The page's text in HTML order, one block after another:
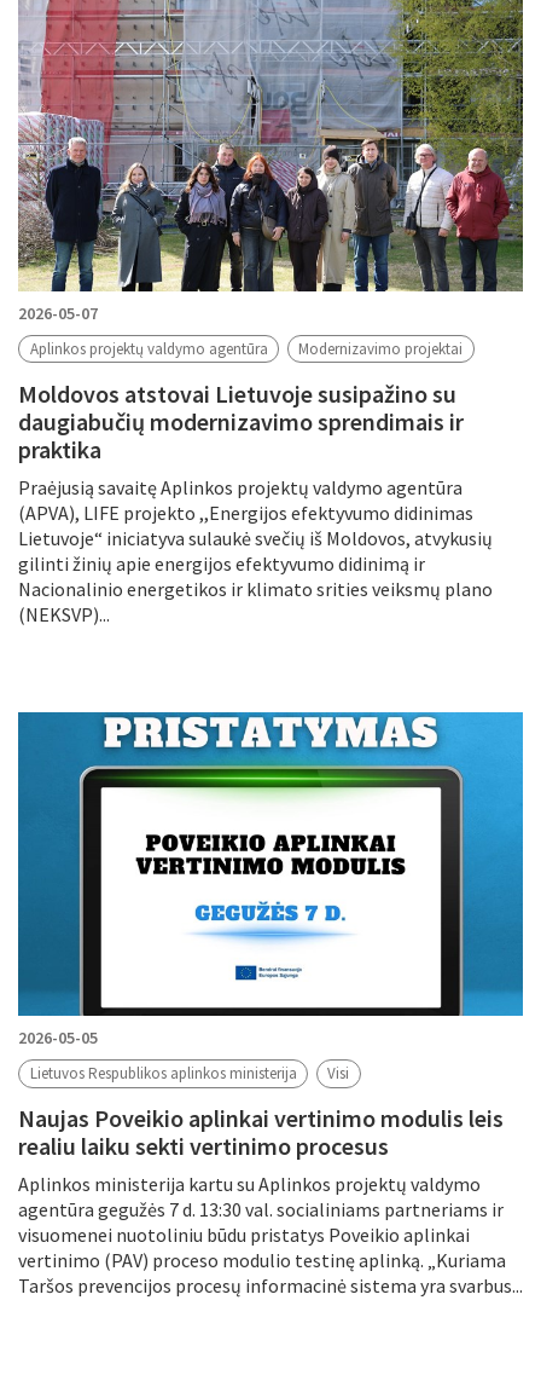
2026-05-07
Aplinkos projektų valdymo agentūra Modernizavimo projektai
Moldovos atstovai Lietuvoje susipažino su
daugiabučių modernizavimo sprendimais ir
praktika
Praėjusią savaitę Aplinkos projektų valdymo agentūra
(APVA), LIFE projekto ,,Energijos efektyvumo didinimas
Lietuvoje“ iniciatyva sulaukė svečių iš Moldovos, atvykusių
gilinti žinių apie energijos efektyvumo didinimą ir
Nacionalinio energetikos ir klimato srities veiksmų plano
(NEKSVP)...
2026-05-05
Lietuvos Respublikos aplinkos ministerija Visi
Naujas Poveikio aplinkai vertinimo modulis leis
realiu laiku sekti vertinimo procesus
Aplinkos ministerija kartu su Aplinkos projektų valdymo
agentūra gegužės 7 d. 13:30 val. socialiniams partneriams ir
visuomenei nuotoliniu būdu pristatys Poveikio aplinkai
vertinimo (PAV) proceso modulio testinę aplinką. „Kuriama
Taršos prevencijos procesų informacinė sistema yra svarbus...